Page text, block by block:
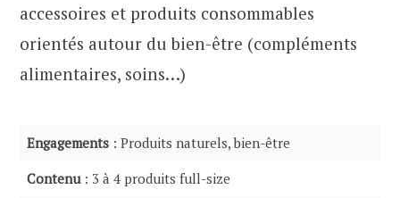
accessoires et produits consommables
orientés autour du bien-être (compléments
alimentaires, soins…)
Engagements: Produits naturels, bien-être
Contenu: 3 à 4 produits full-size